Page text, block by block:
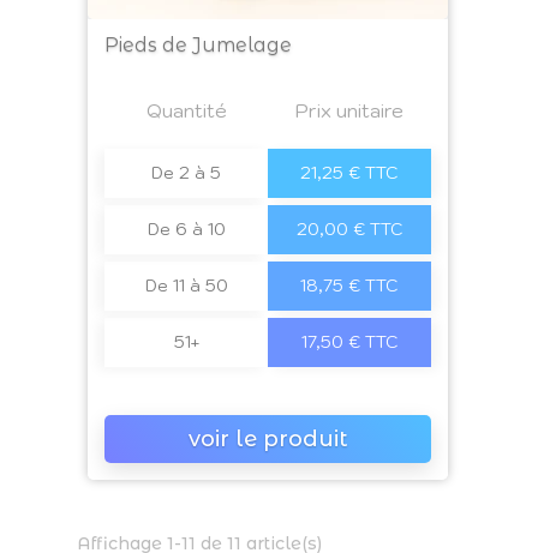
Pieds de Jumelage
Quantité Prix unitaire
De 2 à 5 21,25 € TTC
De 6 à 10 20,00 € TTC
De 11 à 50 18,75 € TTC
51+ 17,50 € TTC
voir le produit
Affichage 1-11 de 11 article(s)